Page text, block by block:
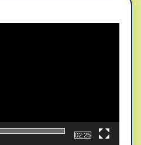
02:25